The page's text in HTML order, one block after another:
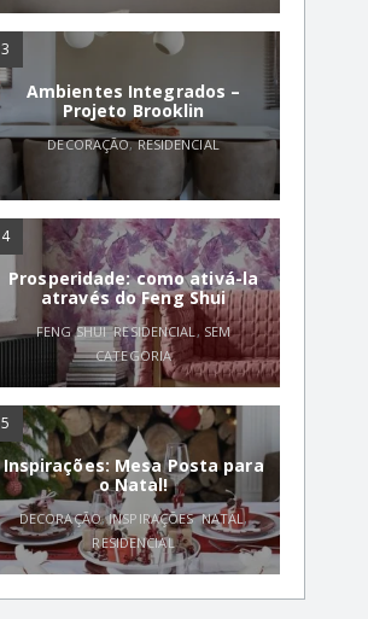
3
Ambientes Integrados –
Projeto Brooklin
DECORAÇÃO,RESIDENCIAL
4
Prosperidade: como ativá-la
através do Feng Shui
FENG SHUI,RESIDENCIAL, SEM
CATEGORIA
5
Inspirações: Mesa Posta para
o Natal!
DECORAÇÃO,INSPIRAÇÕES,NATAL,
RESIDENCIAL